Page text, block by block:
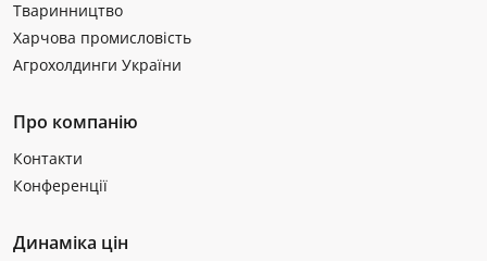
Тваринництво
Харчова промисловість
Агрохолдинги України
Про компанію
Контакти
Конференції
Динаміка цін